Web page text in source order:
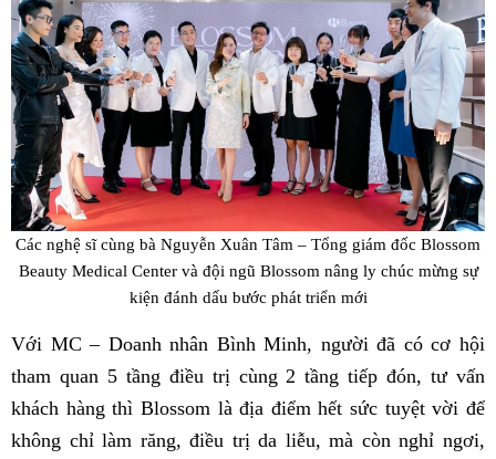
Các nghệ sĩ cùng bà Nguyễn Xuân Tâm – Tổng giám đốc Blossom
Beauty Medical Center và đội ngũ Blossom nâng ly chúc mừng sự
kiện đánh dấu bước phát triển mới
Với MC – Doanh nhân Bình Minh, người đã có cơ hội
tham quan 5 tầng điều trị cùng 2 tầng tiếp đón, tư vấn
khách hàng thì Blossom là địa điểm hết sức tuyệt vời để
không chỉ làm răng, điều trị da liễu, mà còn nghỉ ngơi,